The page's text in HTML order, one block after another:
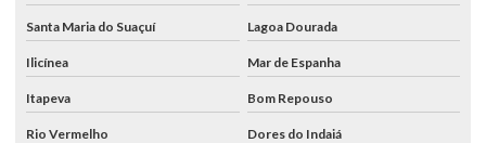
Santa Maria do Suaçuí Lagoa Dourada
Ilicínea Mar de Espanha
Itapeva Bom Repouso
Rio Vermelho Dores do Indaiá